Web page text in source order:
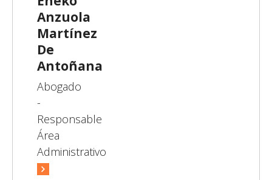
Anzuola
Martínez
De
Antoñana
Abogado
-
Responsable
Área
Administrativo